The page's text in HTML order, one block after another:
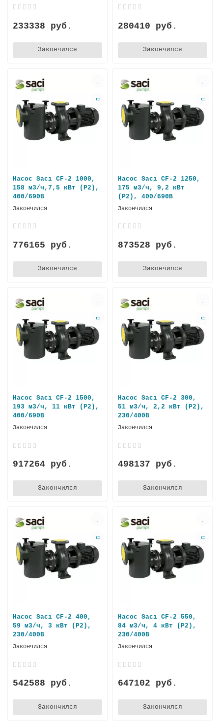
233338 руб.
Закончился
280410 руб.
Закончился
Насос Saci CF-2 1000,
158 м3/ч,7,5 кВт (P2),
400/690В
Закончился
776165 руб.
Закончился
Насос Saci CF-2 1250,
175 м3/ч, 9,2 кВт
(P2), 400/690В
Закончился
873528 руб.
Закончился
Насос Saci CF-2 1500,
193 м3/ч, 11 кВт (P2),
400/690В
Закончился
917264 руб.
Закончился
Насос Saci CF-2 300,
51 м3/ч, 2,2 кВт (P2),
230/400В
Закончился
498137 руб.
Закончился
Насос Saci CF-2 400,
59 м3/ч, 3 кВт (P2),
230/400В
Закончился
542588 руб.
Закончился
Насос Saci CF-2 550,
84 м3/ч, 4 кВт (P2),
230/400В
Закончился
647102 руб.
Закончился